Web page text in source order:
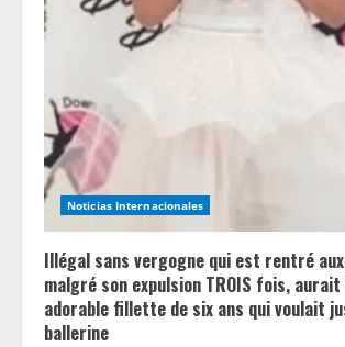
e
d
i
n
g
Noticias Internacionales
Illégal sans vergogne qui est rentré
malgré son expulsion TROIS fois,
adorable fillette de six ans qui voulait
ballerine